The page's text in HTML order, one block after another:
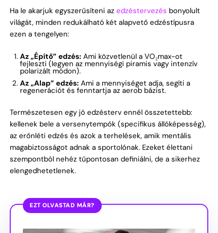
Ha le akarjuk egyszerűsíteni az edzéstervezés bonyolult
világát, minden redukálható két alapvető edzéstípusra
ezen a tengelyen:
Az „Építő” edzés: Ami közvetlenül a VO₂max-ot
fejleszti (legyen az mennyiségi piramis vagy intenzív
polarizált módon).
Az „Alap” edzés: Ami a mennyiséget adja, segíti a
regenerációt és fenntartja az aerob bázist.
Természetesen egy jó edzésterv ennél összetettebb:
kellenek bele a versenytempók (specifikus állóképesség),
az erőnléti edzés és azok a terhelések, amik mentális
magabiztosságot adnak a sportolónak. Ezeket élettani
szempontból nehéz tűpontosan definiálni, de a sikerhez
elengedhetetlenek.
EZT OLVASTAD MÁR?